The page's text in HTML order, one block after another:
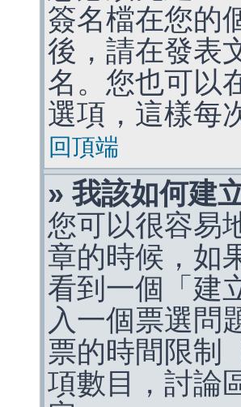
簽名檔在您的
後，請在發表
名。您也可以
選項，這樣每
回頂端
» 我該如何建
您可以很容易
章的時候，如
看到一個「建
入一個票選問
票的時間限制
項數目，討論